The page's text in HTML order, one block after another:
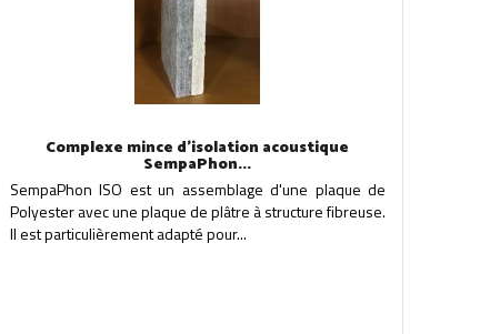
Complexe mince d'isolation acoustique
SempaPhon...
SempaPhon ISO est un assemblage d'une plaque de
Polyester avec une plaque de plâtre à structure fibreuse.
Il est particulièrement adapté pour...